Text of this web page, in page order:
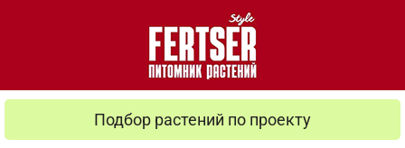
Подбор растений по проекту